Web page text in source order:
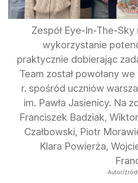
Zespół Eye-In-The-
wykorzystanie
praktycznie dobierając
Team został powołany
r. spośród uczniów
im. Pawła Jasienicy. Na
Franciszek Badziak,
Czałbowski, Piotr
Klara Powierża,
Autor/